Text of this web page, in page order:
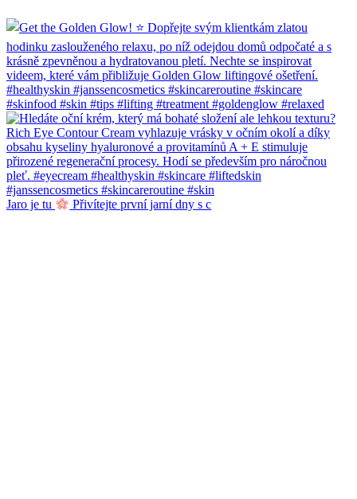
Jaro je tu Přivítejte první jarní dny s c